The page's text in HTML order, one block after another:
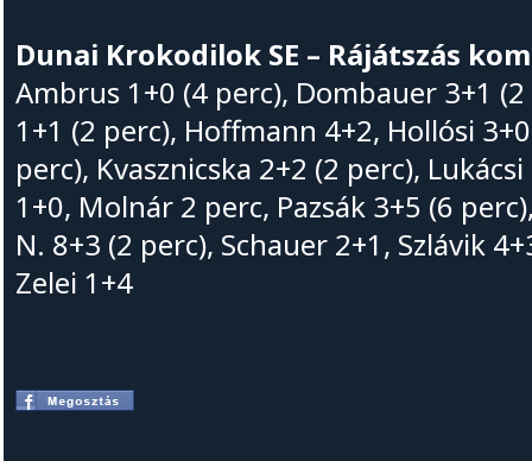
Dunai Krokodilok SE – Rájátszás
Ambrus 1+0 (4 perc), Dombauer 3+1
1+1 (2 perc), Hoffmann 4+2, Hollósi
perc), Kvasznicska 2+2 (2 perc),
1+0, Molnár 2 perc, Pazsák 3+5 (6
N. 8+3 (2 perc), Schauer 2+1, Szlávik
Zelei 1+4